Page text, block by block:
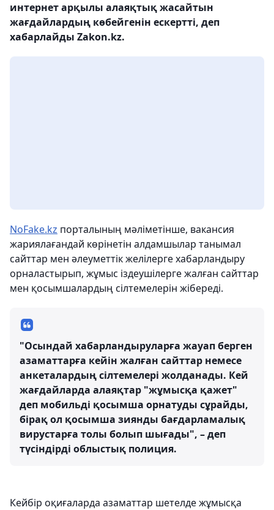
интернет арқылы aлаяқтық жасайтын
жағдайлардың көбейгенін ескертті, деп
хабарлайды Zakon.kz.
NoFake.kz порталының мәліметінше, вакансия
жариялағандай көрінетін алдамшылар танымал
сайттар мен әлеуметтік желілерге хабарландыру
орналастырып, жұмыс іздеушілерге жалған сайттар
мен қосымшалардың сілтемелерін жібереді.
"Осындай хабарландыруларға жауап берген
азаматтарға кейін жалған сайттар немесе
анкеталардың сілтемелері жолданады. Кей
жағдайларда алаяқтар "жұмысқа қажет"
деп мобильді қосымша орнатуды сұрайды,
бірақ ол қосымша зиянды бағдарламалық
вирустарға толы болып шығады", – деп
түсіндірді облыстық полиция.
Кейбір оқиғаларда азаматтар шетелде жұмысқа